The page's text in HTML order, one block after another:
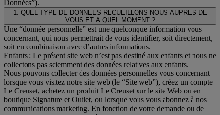
Données”).
1. QUEL TYPE DE DONNEES RECUEILLONS-NOUS AUPRES DE
VOUS ET A QUEL MOMENT ?
Une “donnée personnelle” est une quelconque information vous
concernant, qui nous permettrait de vous identifier, soit directement,
soit en combinaison avec d’autres informations.
Enfants : Le présent site web n’est pas destiné aux enfants et nous ne
collectons pas sciemment des données relatives aux enfants.
Nous pouvons collecter des données personnelles vous concernant
lorsque vous visitez notre site web (le “Site web”), créez un compte
Le Creuset, achetez un produit Le Creuset sur le site Web ou en
boutique Signature et Outlet, ou lorsque vous vous abonnez à nos
communications marketing. En fonction de votre demande ou de